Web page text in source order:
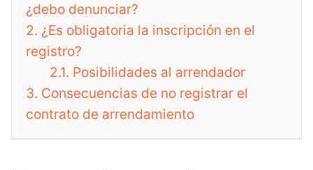
¿debo denunciar?
2. ¿Es obligatoria la inscripción en el
registro?
2.1. Posibilidades al arrendador
3. Consecuencias de no registrar el
contrato de arrendamiento